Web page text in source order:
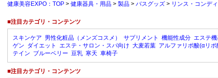
健康美容EXPO：TOP > 健康器具・用品 > 製品 > バスグッズ > リンス・コンデ
■注目カテゴリ・コンテンツ
スキンケア 男性化粧品（メンズコスメ） サプリメント 機能性成分 エステ
ゲン ダイエット エステ・サロン・スパ向け 大麦若葉 アルファリポ酸(αリポ
テイン ブルーベリー 豆乳 寒天 車椅子
■注目カテゴリ・コンテンツ